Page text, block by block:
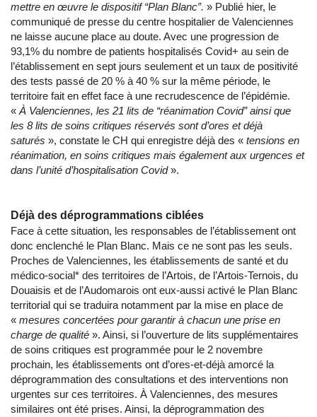
mettre en œuvre le dispositif “Plan Blanc”. » Publié hier, le
communiqué de presse du centre hospitalier de Valenciennes
ne laisse aucune place au doute. Avec une progression de
93,1% du nombre de patients hospitalisés Covid+ au sein de
l’établissement en sept jours seulement et un taux de positivité
des tests passé de 20 % à 40 % sur la même période, le
territoire fait en effet face à une recrudescence de l’épidémie.
« À Valenciennes, les 21 lits de “réanimation Covid” ainsi que
les 8 lits de soins critiques réservés sont d’ores et déjà
saturés », constate le CH qui enregistre déjà des « tensions en
réanimation, en soins critiques mais également aux urgences et
dans l’unité d’hospitalisation Covid».
Déjà des déprogrammations ciblées
Face à cette situation, les responsables de l’établissement ont
donc enclenché le Plan Blanc. Mais ce ne sont pas les seuls.
Proches de Valenciennes, les établissements de santé et du
médico-social* des territoires de l’Artois, de l’Artois-Ternois, du
Douaisis et de l’Audomarois ont eux-aussi activé le Plan Blanc
territorial qui se traduira notamment par la mise en place de
« mesures concertées pour garantir à chacun une prise en
charge de qualité ». Ainsi, si l’ouverture de lits supplémentaires
de soins critiques est programmée pour le 2 novembre
prochain, les établissements ont d’ores-et-déjà amorcé la
déprogrammation des consultations et des interventions non
urgentes sur ces territoires. À Valenciennes, des mesures
similaires ont été prises. Ainsi, la déprogrammation des